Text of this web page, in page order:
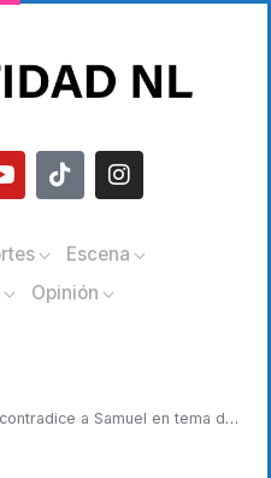
Escena
Opinión
a Samuel en tema del agua